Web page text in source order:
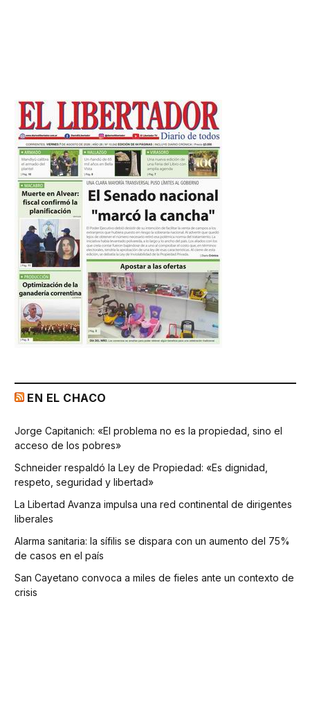
EN EL CHACO
Jorge Capitanich: «El problema no es la propiedad, sino el
acceso de los pobres»
Schneider respaldó la Ley de Propiedad: «Es dignidad,
respeto, seguridad y libertad»
La Libertad Avanza impulsa una red continental de dirigentes
liberales
Alarma sanitaria: la sífilis se dispara con un aumento del 75%
de casos en el país
San Cayetano convoca a miles de fieles ante un contexto de
crisis